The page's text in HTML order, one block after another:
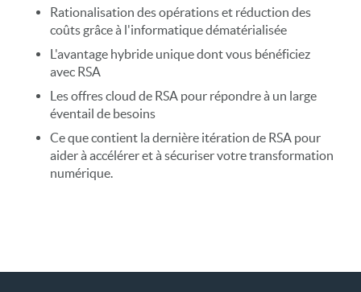
Rationalisation des opérations et réduction des
coûts grâce à l'informatique dématérialisée
L'avantage hybride unique dont vous bénéficiez
avec RSA
Les offres cloud de RSA pour répondre à un large
éventail de besoins
Ce que contient la dernière itération de RSA pour
aider à accélérer et à sécuriser votre transformation
numérique.